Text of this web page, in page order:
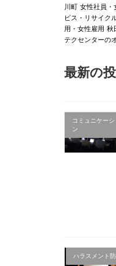
川町 女性社員・
ビス・リサイク
用・女性雇用 秋
テクセンターの
最新の
コミュニケーシ
ン
ハラスメント